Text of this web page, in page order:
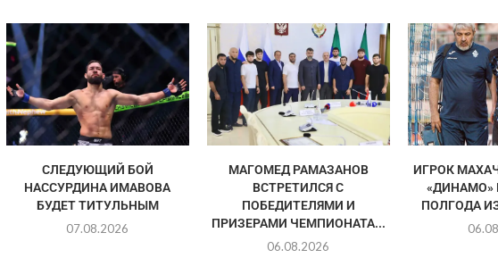
СЛЕДУЮЩИЙ БОЙ
НАССУРДИНА ИМАВОВА
БУДЕТ ТИТУЛЬНЫМ
07.08.2026
МАГОМЕД РАМАЗАНОВ
ВСТРЕТИЛСЯ С
ПОБЕДИТЕЛЯМИ И
ПРИЗЕРАМИ ЧЕМПИОНАТА...
06.08.2026
ИГРОК
«ДИНАМО»
ПОЛГОДА